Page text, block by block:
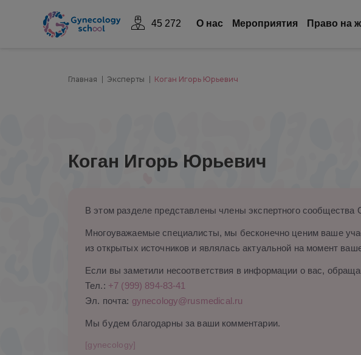
45 272 О нас Mероприятия Право на
Главная Эксперты Коган Игорь Юрьевич
Коган Игорь Юрьевич
В этом разделе представлены члены экспертного сообщества
Многоуважаемые специалисты, мы бесконечно ценим ваше
из открытых источников и являлась актуальной на момент
Если вы заметили несоответствия в информации о вас,
Тел.: +7 (999) 894-83-41
Эл. почта: gynecology@rusmedical.ru
Мы будем благодарны за ваши комментарии.
[gynecology]